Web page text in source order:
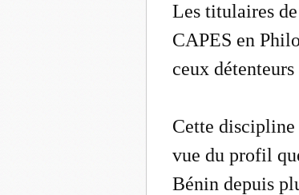
Les titulaires
CAPES en
ceux
Cette discipline
vue du profil
Bénin depuis